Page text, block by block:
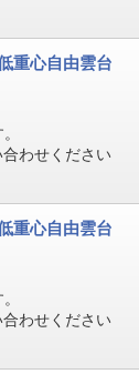
重心自由雲台
わせください
重心自由雲台
わせください